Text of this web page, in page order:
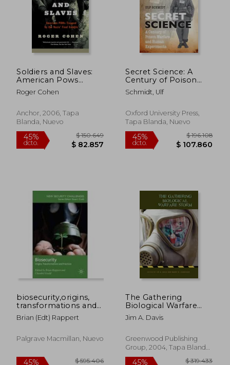
Soldiers and Slaves:
American Pows
Trapped by the Nazis'
Final Gamble (en
Roger Cohen
Anchor, 2006, Tapa
Blanda, Nuevo
Secret Science: A
Century of Poison
Warfare and Human
Experiments (en
Schmidt, Ulf
Oxford University Press,
Tapa Blanda, Nuevo
biosecurity,origins,
transformations and
practices
Brian (edt) Rappert
Palgrave Macmillan, Nuevo
The Gathering
Biological Warfare
Storm (en Inglés)
Jim A. Davis
Greenwood Publishing
Group, 2004, Tapa Blanda,
Nuevo